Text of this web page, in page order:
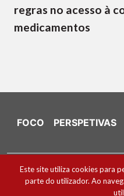
regras no acesso à
medicamentos
FOCO PERSPETIVAS
Ficha Técnica e Estatuto
Política de Cookies
Este site utiliza cookies para
parte do utilizador. Ao